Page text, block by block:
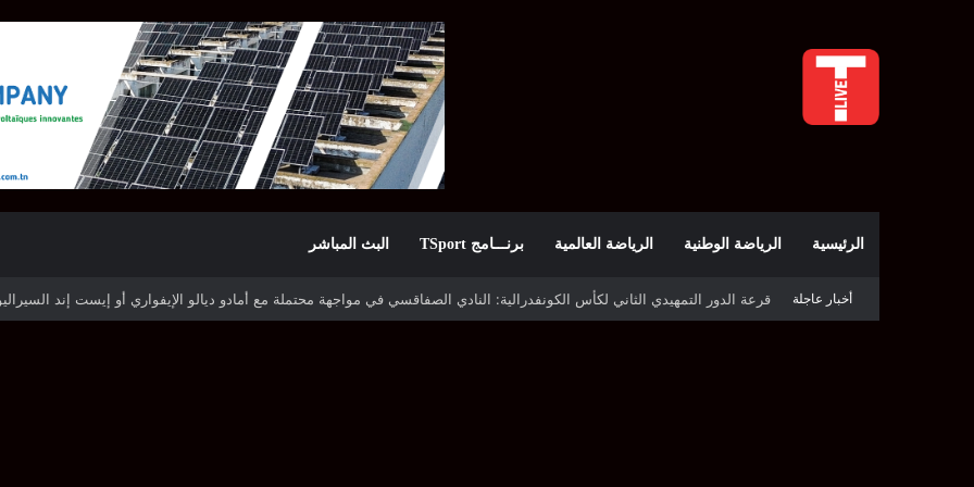
الرئيسية الرياضة الوطنية الرياضة العالمية برنـــامج TSport البث المباشر
أخبار عاجلة
قرعة كأس الكونفدرالية: النادي الصفاقسي يواجه شوتينغ ستارز النيجيري وترجي جرجيس يصطدم بديامبارس السنغالي